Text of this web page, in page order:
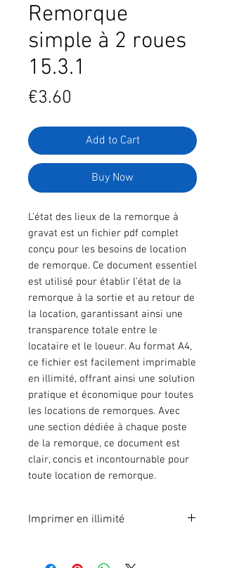
Remorque
simple à 2 roues
15.3.1
€3.60
Add to Cart
Buy Now
L'état des lieux de la remorque à
gravat est un fichier pdf complet
conçu pour les besoins de location
de remorque. Ce document essentiel
est utilisé pour établir l'état de la
remorque à la sortie et au retour de
la location, garantissant ainsi une
transparence totale entre le
locataire et le loueur. Au format A4,
ce fichier est facilement imprimable
en illimité, offrant ainsi une solution
pratique et économique pour toutes
les locations de remorques. Avec
une section dédiée à chaque poste
de la remorque, ce document est
clair, concis et incontournable pour
toute location de remorque.
Imprimer en illimité
illimité. Pour 1 poste.